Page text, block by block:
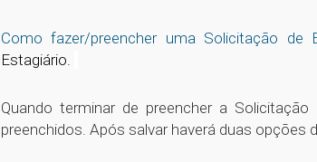
Como fazer/preencher uma Solicitação
Estagiário.
Quando terminar de preencher a
preenchidos. Após salvar haverá duas opções